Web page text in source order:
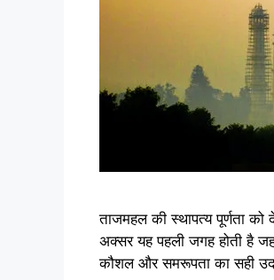
ताजमहल की स्थापत्य पूर्णता
अक्सर यह पहली जगह होती है
कौशल और समरूपता का सही